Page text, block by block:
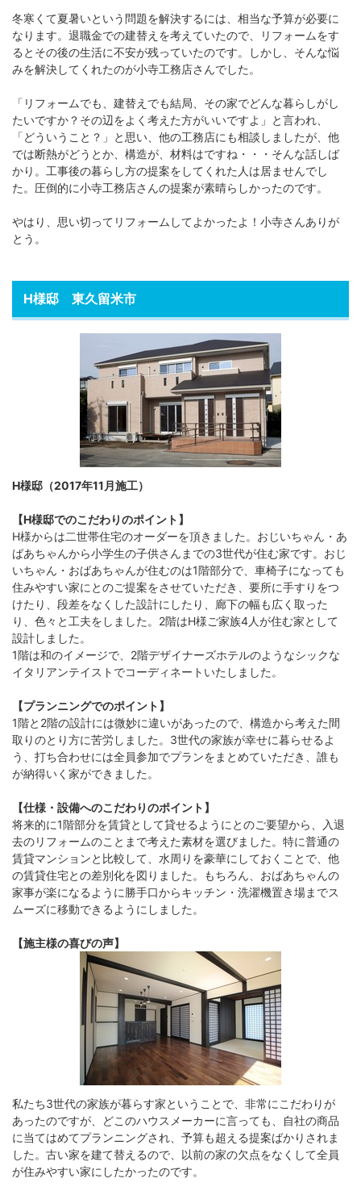
冬寒くて夏暑いという問題を解決するには、相当な予算が必要に
なります。退職金での建替えを考えていたので、リフォームをす
るとその後の生活に不安が残っていたのです。しかし、そんな悩
みを解決してくれたのが小寺工務店さんでした。
「リフォームでも、建替えでも結局、その家でどんな暮らしがし
たいですか？その辺をよく考えた方がいいですよ」と言われ、
「どういうこと？」と思い、他の工務店にも相談しましたが、他
では断熱がどうとか、構造が、材料はですね・・・そんな話しば
かり。工事後の暮らし方の提案をしてくれた人は居ませんでし
た。圧倒的に小寺工務店さんの提案が素晴らしかったのです。
やはり、思い切ってリフォームしてよかったよ！小寺さんありが
とう。
H様邸 東久留米市
H様邸（2017年11月施工）
【H様邸でのこだわりのポイント】
H様からは二世帯住宅のオーダーを頂きました。おじいちゃん・あ
ばあちゃんから小学生の子供さんまでの3世代が住む家です。おじ
いちゃん・おばあちゃんが住むのは1階部分で、車椅子になっても
住みやすい家にとのご提案をさせていただき、要所に手すりをつ
けたり、段差をなくした設計にしたり、廊下の幅も広く取った
り、色々と工夫をしました。2階はH様ご家族4人が住む家として
設計しました。
1階は和のイメージで、2階デザイナーズホテルのようなシックな
イタリアンテイストでコーディネートいたしました。
【プランニングでのポイント】
1階と2階の設計には微妙に違いがあったので、構造から考えた間
取りのとり方に苦労しました。3世代の家族が幸せに暮らせるよ
う、打ち合わせには全員参加でプランをまとめていただき、誰も
が納得いく家ができました。
【仕様・設備へのこだわりのポイント】
将来的に1階部分を賃貸として貸せるようにとのご要望から、入退
去のリフォームのことまで考えた素材を選びました。特に普通の
賃貸マンションと比較して、水周りを豪華にしておくことで、他
の賃貸住宅との差別化を図りました。もちろん、おばあちゃんの
家事が楽になるように勝手口からキッチン・洗濯機置き場までス
ムーズに移動できるようにしました。
【施主様の喜びの声】
私たち3世代の家族が暮らす家ということで、非常にこだわりが
あったのですが、どこのハウスメーカーに言っても、自社の商品
に当てはめてプランニングされ、予算も超える提案ばかりされま
した。古い家を建て替えるので、以前の家の欠点をなくして全員
が住みやすい家にしたかったのです。